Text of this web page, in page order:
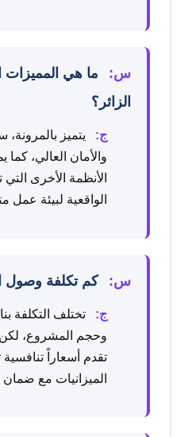
س:
ما هي المميزات
الزائر؟
ج:
يتميز بالمرونة،
والأمان العالي،
الأنظمة الأخرى التي
الواقعية لبيئة عمل
س: كم تكلفة وصول
ج:
تختلف التكلفة
وحجم المشروع، لكن
تقدم أسعاراً
الميزانيات مع ضمان